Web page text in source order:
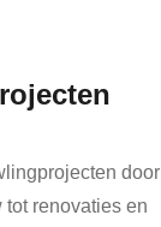
kund
door
renovaties en